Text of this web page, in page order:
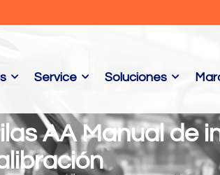
Service Soluciones
AA Manual de